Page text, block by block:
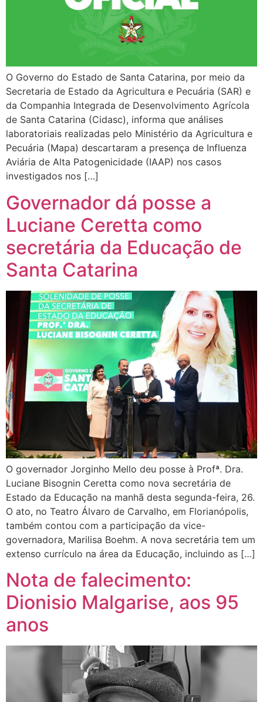
O Governo do Estado de Santa Catarina, por meio da
Secretaria de Estado da Agricultura e Pecuária (SAR) e
da Companhia Integrada de Desenvolvimento Agrícola
de Santa Catarina (Cidasc), informa que análises
laboratoriais realizadas pelo Ministério da Agricultura e
Pecuária (Mapa) descartaram a presença de Influenza
Aviária de Alta Patogenicidade (IAAP) nos casos
investigados nos […]
Governador dá posse a
Luciane Ceretta como
secretária da Educação de
Santa Catarina
O governador Jorginho Mello deu posse à Profª. Dra.
Luciane Bisognin Ceretta como nova secretária de
Estado da Educação na manhã desta segunda-feira, 26.
O ato, no Teatro Álvaro de Carvalho, em Florianópolis,
também contou com a participação da vice-
governadora, Marilisa Boehm. A nova secretária tem um
extenso currículo na área da Educação, incluindo as […]
Nota de falecimento:
Dionisio Malgarise, aos 95
anos